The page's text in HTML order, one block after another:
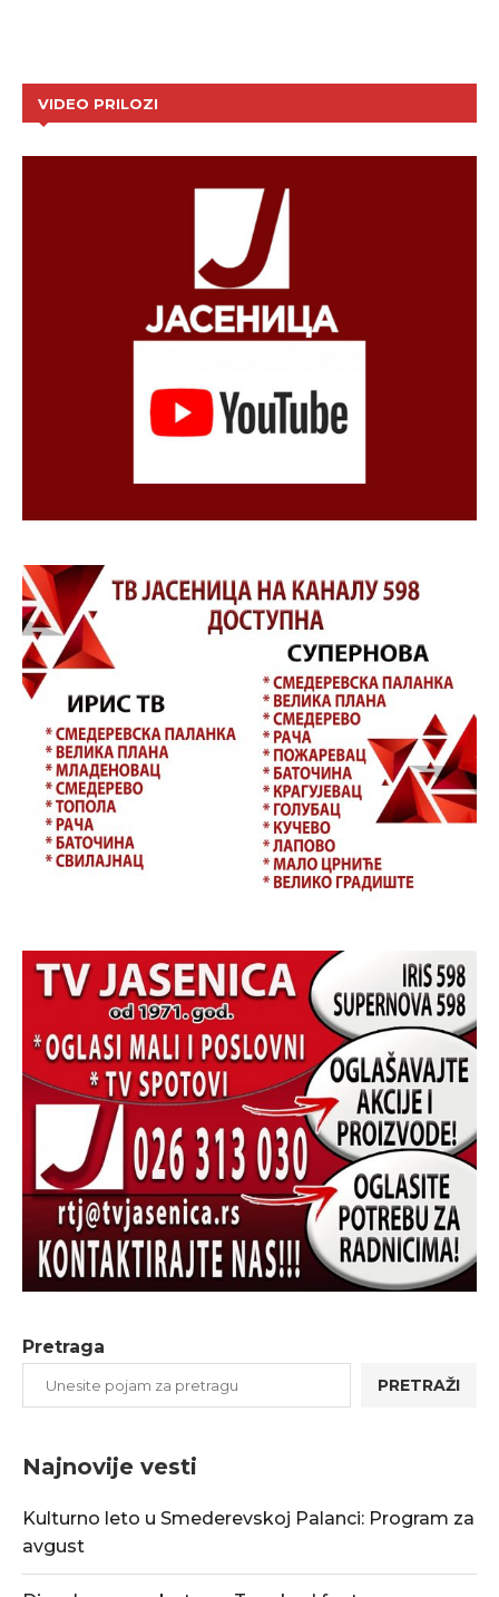
VIDEO PRILOZI
Pretraga
PRETRAŽI
Najnovije vesti
Kulturno leto u Smederevskoj Palanci: Program za
avgust